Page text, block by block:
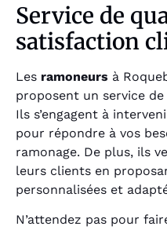
Service de
satisfaction
Les ramoneurs à
proposent un service
Ils s’engagent à
pour répondre à vos
ramonage. De plus, ils
leurs clients en
personnalisées et
N’attendez pas pour